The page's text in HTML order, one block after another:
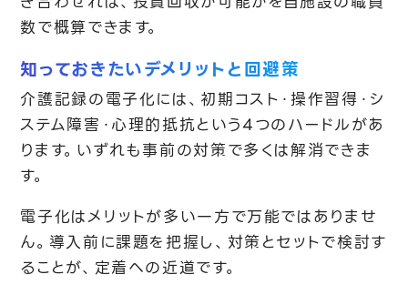
数で概算できます。
知っておきたいデメリットと回避策
介護記録の電子化には、初期コスト・操作習得・シ
ステム障害・心理的抵抗という4つのハードルがあ
ります。いずれも事前の対策で多くは解消できま
す。
電子化はメリットが多い一方で万能ではありませ
ん。導入前に課題を把握し、対策とセットで検討す
ることが、定着への近道です。